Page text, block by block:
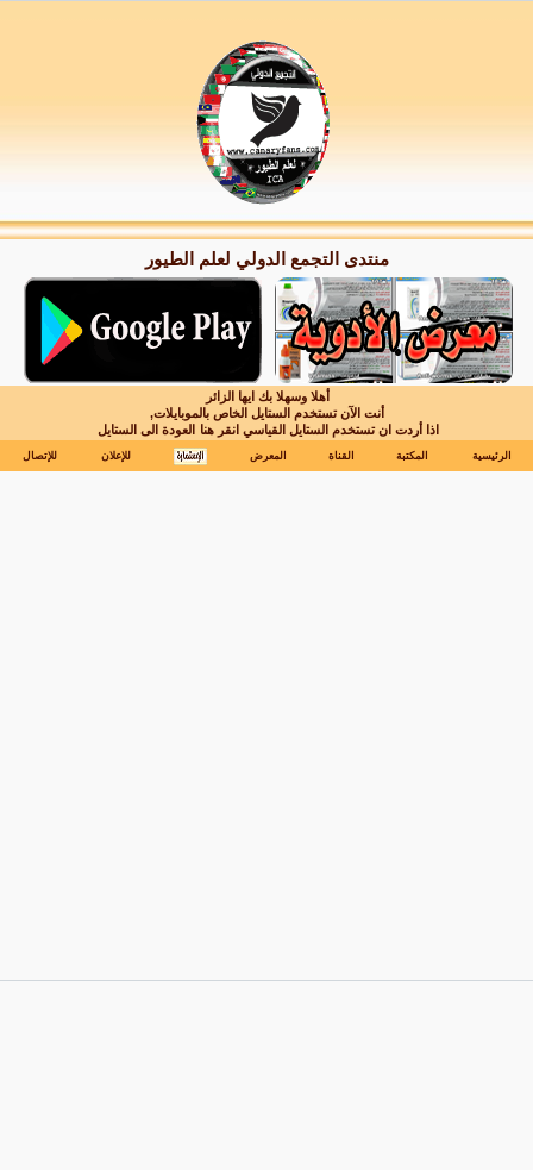
منتدى التجمع الدولي لعلم الطيور
أهلا وسهلا بك ايها الزائر
أنت الآن تستخدم الستايل الخاص بالموبايلات,
اذا أردت ان تستخدم الستايل القياسي انقر هنا العودة الى الستايل
الرئيسية المكتبة القناة المعرض للإعلان للإتصال